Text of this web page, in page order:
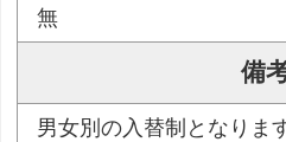
無
備
男女別の入替制となりま